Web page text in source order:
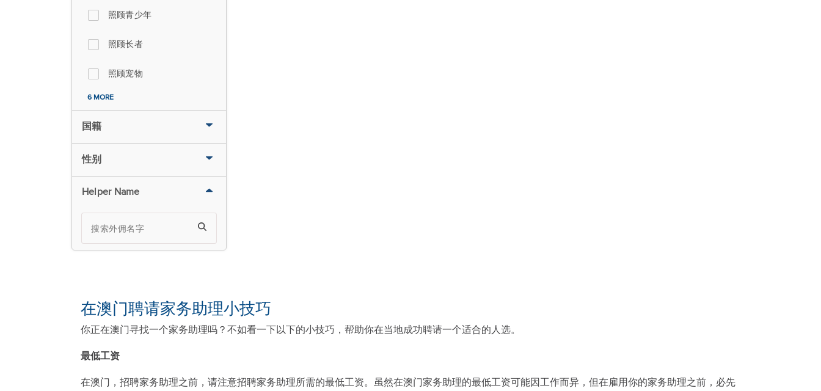
照顾青少年
照顾长者
照顾宠物
6 MORE
国籍
性别
Helper Name
在澳门聘请家务助理小技巧
你正在澳门寻找一个家务助理吗？不如看一下以下的小技巧，帮助你在当地成功聘请一个适合的人选。
最低工资
在澳门，招聘家务助理之前，请注意招聘家务助理所需的最低工资。虽然在澳门家务助理的最低工资可能因工作而异，但在雇用你的家务助理之前，必先